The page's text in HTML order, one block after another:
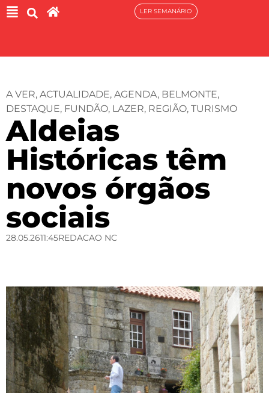
LER SEMANÁRIO
A VER, ACTUALIDADE, AGENDA, BELMONTE,
DESTAQUE, FUNDÃO, LAZER, REGIÃO, TURISMO
Aldeias
Históricas têm
novos órgãos
sociais
28.05.2611:45REDACAO NC